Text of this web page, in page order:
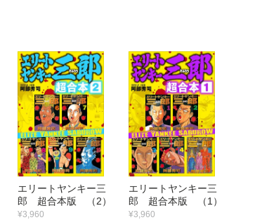
エリートヤンキー三
郎 超合本版 （2）
¥3,960
エリートヤンキー三
郎 超合本版 （1）
¥3,960